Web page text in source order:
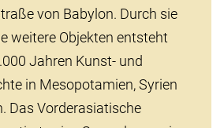
von Babylon. Durch sie
weitere Objekten entsteht
Jahren Kunst- und
in Mesopotamien, Syrien
Das Vorderasiatische